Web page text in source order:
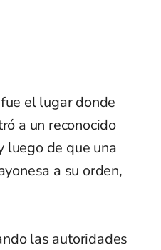
fue el lugar donde
a un reconocido
luego de que una
a su orden,
las autoridades